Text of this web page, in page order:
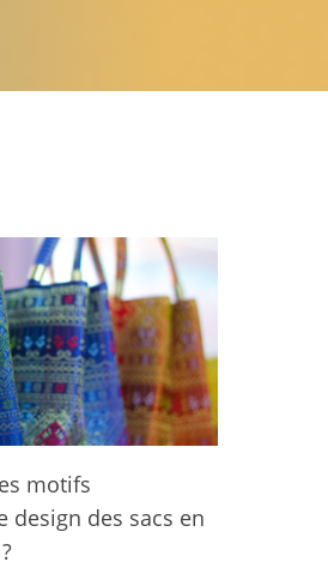
motifs
des sacs en